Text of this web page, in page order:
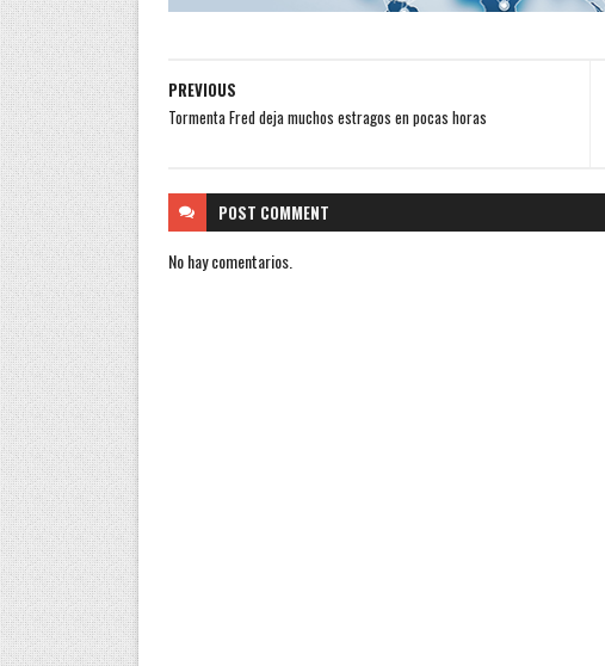
PREVIOUS
Tormenta Fred deja muchos estragos en pocas horas
POST COMMENT
No hay comentarios.